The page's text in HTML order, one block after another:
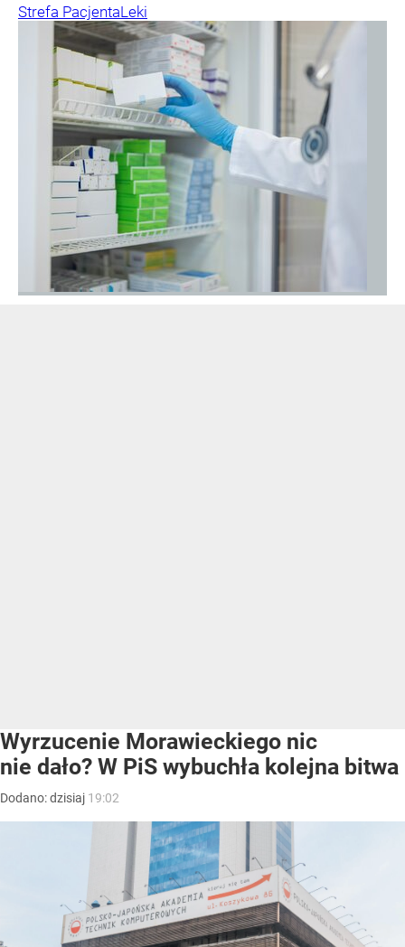
Strefa PacjentaLeki
Wyrzucenie Morawieckiego nic
nie dało? W PiS wybuchła kolejna bitwa
Dodano:dzisiaj 19:02